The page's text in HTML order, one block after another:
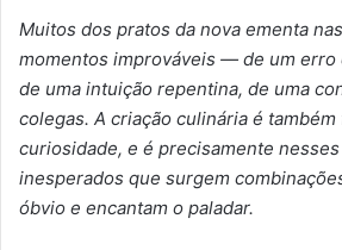
Muitos dos pratos da nova ementa
momentos improváveis — de um erro
de uma intuição repentina, de uma
colegas. A criação culinária é também
curiosidade, e é precisamente
inesperados que surgem
óbvio e encantam o paladar.